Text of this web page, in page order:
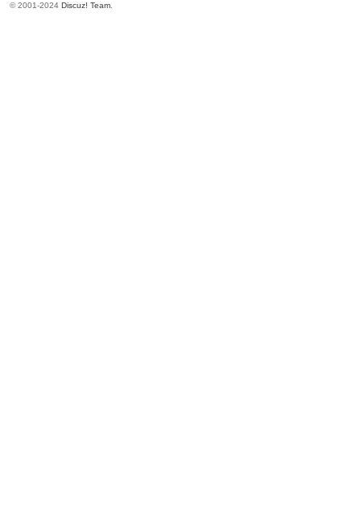
© 2001-2024 Discuz! Team